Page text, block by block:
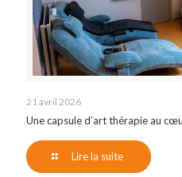
21 avril 2026
Une capsule d’art thérapie au
Lire la suite